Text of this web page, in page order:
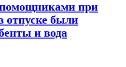
при
отпуске были
и вода